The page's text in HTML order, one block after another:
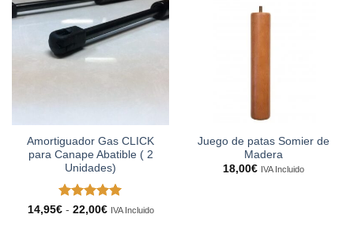
Amortiguador Gas CLICK
para Canape Abatible ( 2
Unidades)
Valorado
14,95€ - 22,00€Rango
IVA Incluido
Juego de patas Somier de
Madera
18,00€ IVA Incluido